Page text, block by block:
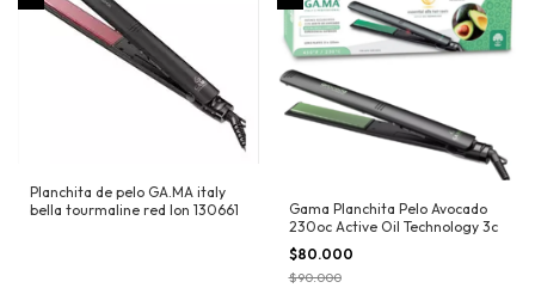
Planchita de pelo GA.MA italy
bella tourmaline red Ion 130661
Gama Planchita Pelo Avocado
230oc Active Oil Technology 3c
$80.000
$90.000